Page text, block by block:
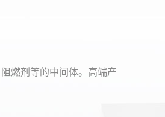
燃剂等的中间体。高端产